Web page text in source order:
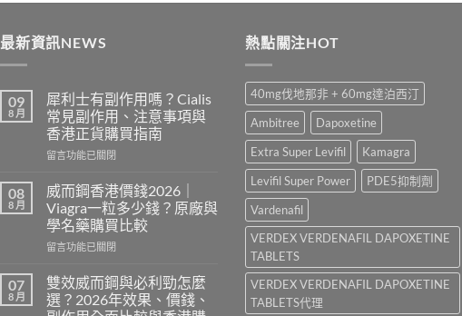
was: is:
$529
最新資訊NEWS
09
8 月
犀利士有副作用嗎？Cialis
常見副作用、注意事項與
香港正貨購買指南
在
利
士
有
副
作
嗎？
Cialis
常
留言功能已關閉
08
8 月
威而鋼香港價錢2026｜
Viagra一粒多少錢？原廠與
學名藥購買比較
在
而
鋼
香
留言功能已關閉
07
8 月
雙效威而鋼與必利勁怎麼
選？2026年效果、價錢、
熱點關注HOT
40mg伐地那非 + 60mg達泊西汀
Ambitree
Dapoxetine
Extra Super Levifil
Kamagra
Levifil Super Power
PDE5抑制劑
Vardenafil
VERDEX VERDENAFIL DAPOXETINE
TABLETS
VERDEX VERDENAFIL DAPOXETINE
TABLETS代理